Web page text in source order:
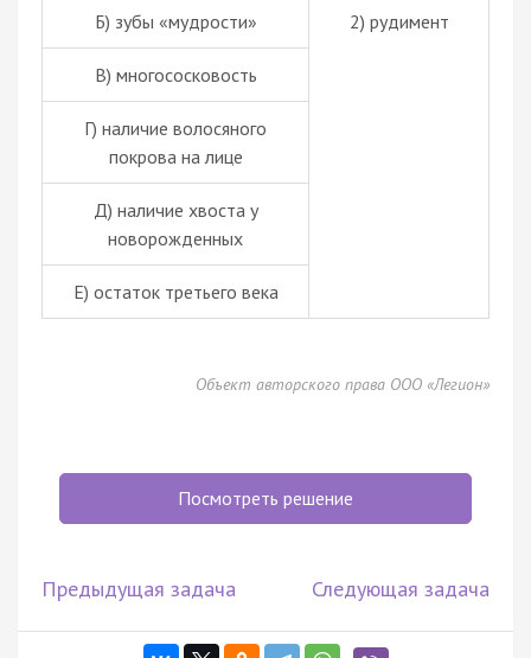
Б) зубы «мудрости» 2) рудимент
В) многососковость
Г) наличие волосяного
покрова на лице
Д) наличие хвоста у
новорожденных
Е) остаток третьего века
Объект авторского права ООО «Легион»
Посмотреть решение
Предыдущая задача Следующая задача